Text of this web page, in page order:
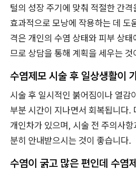
털의 성장 주기에 맞춰 적절한 간
효과적으로 모낭에 작용하는 데 도
격은 개인의 수염 상태와 피부 상
므로 상담을 통해 계획을 세우는 것
수염제모 시술 후 일상생활이
시술 후 일시적인 붉어짐이나 열감
부분 시간이 지나면서 회복됩니다.
개인차가 있으며, 시술 전 주의사
분히 안내받으시는 것이 좋습니다.
수염이 굵고 많은 편인데 수염